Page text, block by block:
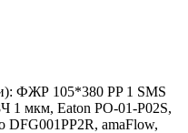
ФЖР 105*380 PP 1 SMS
1 мкм, Eaton PO-01-P02S,
amaFlow,